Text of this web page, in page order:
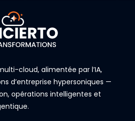
cloud, alimentée par l’IA,
d’entreprise hypersoniques —
opérations intelligentes et